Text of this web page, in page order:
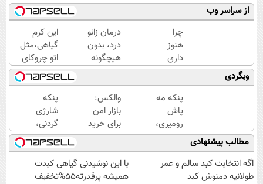
از سراسر وب
چرا
هنوز
داری
با درد
راه
میری؟
وقتی
راه
درمان
جلو
پاته!
درمان زانو
درد، بدون
هیچگونه
عوارض در
منزل
(◂پرسش‌نامه)
این کرم
گیاهی،مثل
اتو چروکای
پوستتوصاف
میکنه!50%تخفیف
وبگردی
پنکه مه
پاش
رومیزی،
مخصوص
گرمایی‌ها!!
والکس:
بازار امن
برای خرید
و فروش
دارایی‌های
دیجیتال
پنکه
شارژی
گردنی،
با
قیمت
باور
نکردنی!
مطالب پیشنهادی
اگه انتخابت کبد سالم و عمر
طولانیه دمنوش کبد
با این نوشیدنی گیاهی کبدت
همیشه پرقدرته55%تخفیف